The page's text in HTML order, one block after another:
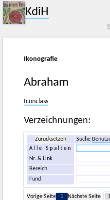
KdiH
Ikonografie
Abraham
Iconclass
Verzeichnungen:
Zurücksetzen Suche
Alle Spalten
Nr. & Link
Bereich
Fund
Vorige Seite 1 Nächste Seite